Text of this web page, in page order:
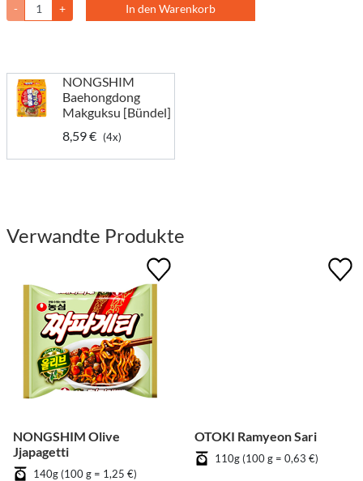
- + In den Warenkorb
NONGSHIM
Baehongdong
Makguksu [Bündel]
8,59 € (4x)
Verwandte Produkte
NONGSHIM Olive
Jjapagetti
140g (100 g = 1,25 €)
OTOKI Ramyeon Sari
110g (100 g = 0,63 €)